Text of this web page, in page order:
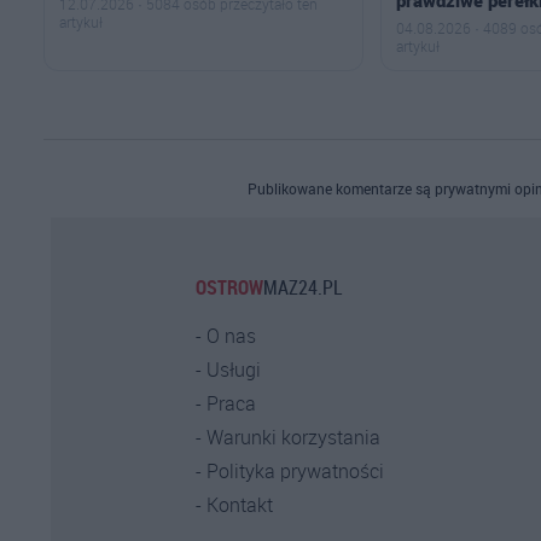
artykuł
04.08.2026 · 4089
artykuł
Publikowane komentarze są prywatnymi
OSTROWMAZ24.PL
O nas
Usługi
Praca
Warunki korzystania
Polityka prywatności
Kontakt